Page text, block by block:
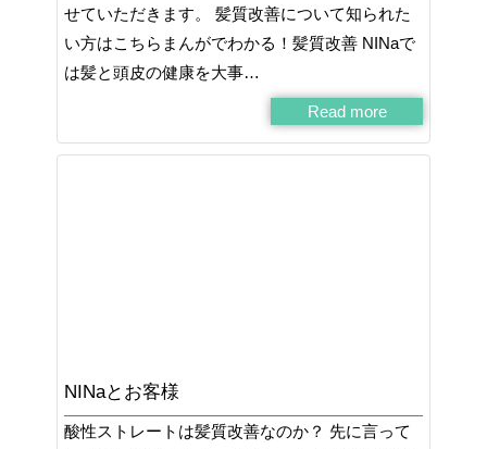
せていただきます。 髪質改善について知られた
い方はこちらまんがでわかる！髪質改善 NINaで
は髪と頭皮の健康を大事…
Read more
NINaとお客様
酸性ストレートは髪質改善なのか？ 先に言って